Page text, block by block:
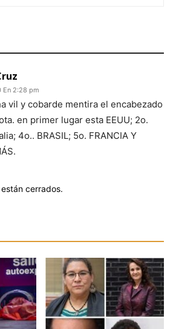
En 2:28 pm
vil y cobarde mentira el encabezado
en primer lugar esta EEUU; 2o.
4o.. BRASIL; 5o. FRANCIA Y
cerrados.